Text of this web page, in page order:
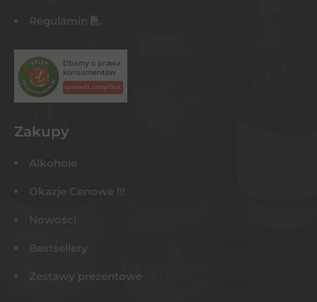
Regulamin
Zakupy
Alkohole
Okazje Cenowe !!!
Nowości
Bestsellery
Zestawy prezentowe